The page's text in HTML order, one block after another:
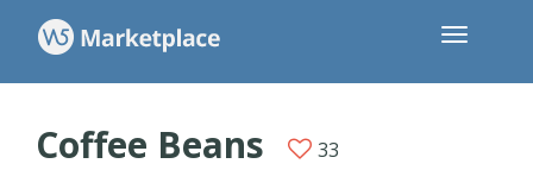
Coffee Beans 33